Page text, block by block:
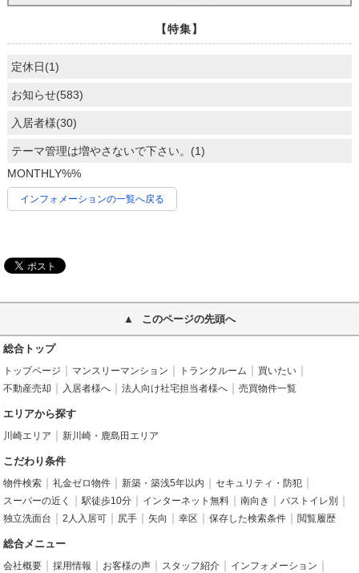
【特集】
定休日(1)
お知らせ(583)
入居者様(30)
テーマ管理は増やさないで下さい。(1)
MONTHLY%%
インフォメーションの一覧へ戻る
このページの先頭へ
総合トップ
トップページ マンスリーマンション トランクルーム
買いたい
不動産売却
入居者様へ 法人向け社宅担当者様へ 売買物件一覧
エリアから探す
川崎エリア 新川崎・鹿島田エリア
こだわり条件
物件検索 礼金ゼロ物件 新築・築浅5年以内
セキュリティ・防犯
スーパーの近く
駅徒歩10分 インターネット無料 南向き
バストイレ別
独立洗面台
2人入居可 尻手 矢向 幸区 保存した検索条件 閲覧履歴
総合メニュー
会社概要 採用情報 お客様の声 スタッフ紹介
インフォメーション